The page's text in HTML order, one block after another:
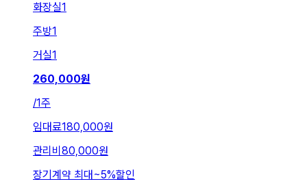
화장실1
주방1
거실1
260,000원
/1주
임대료180,000원
관리비 80,000원
장기계약 최대~5%할인